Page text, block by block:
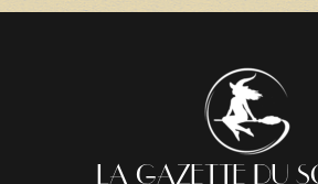
LA GAZETTE DU